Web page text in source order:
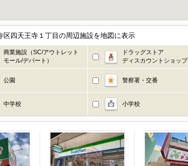
四天王寺１丁目の周辺施設を地図に表示
商業施設（SC/アウトレット
モール/デパート）
ドラッグストア
ディスカウントショップ
公園 警察署・交番
中学校 小学校